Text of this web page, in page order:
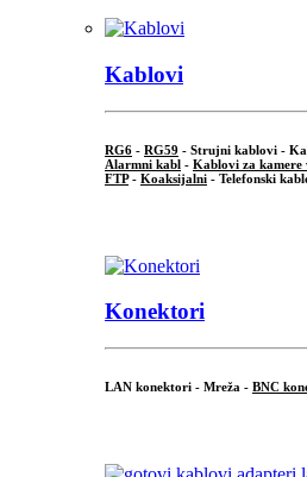
Kablovi
RG6 - RG59 - Strujni kablovi -
Alarmni kabl - Kablovi za kamere
FTP- Koaksijalni - Telefonski
Konektori
LAN konektori - Mreža - BNC